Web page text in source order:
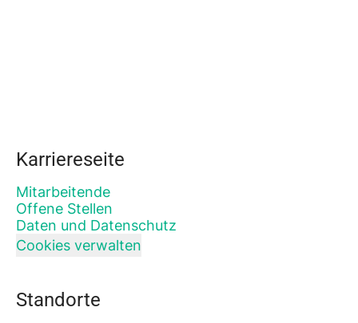
Karriereseite
Mitarbeitende
Offene Stellen
Daten und Datenschutz
Cookies verwalten
Standorte